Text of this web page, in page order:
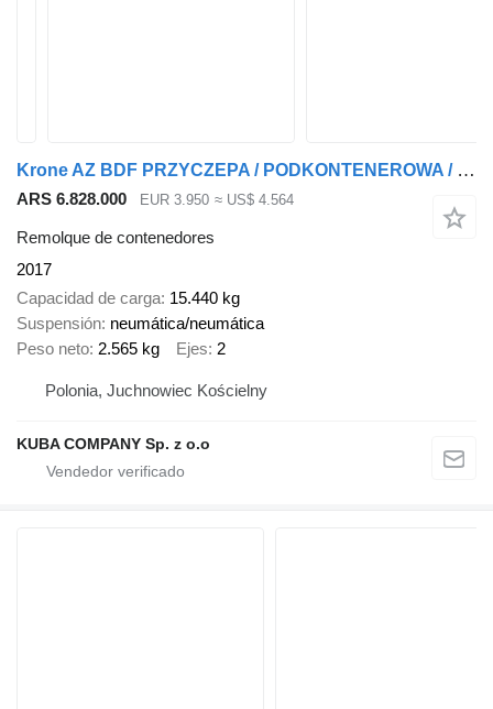
Krone AZ BDF PRZYCZEPA / PODKONTENEROWA / POD KONTENER / 2 SZTUKI !!
ARS 6.828.000 EUR 3.950 ≈ US$ 4.564
Remolque de contenedores
2017
Capacidad de carga 15.440 kg
Suspensión neumática/neumática
Peso neto 2.565 kg Ejes 2
Polonia, Juchnowiec Kościelny
KUBA COMPANY Sp. z o.o